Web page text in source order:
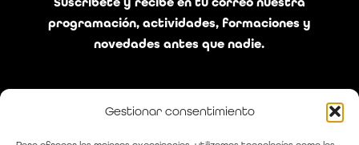
Gestionar consentimiento
programación, actividades, formaciones y
novedades antes que nadie.
He leído y acepto la política de privacidad